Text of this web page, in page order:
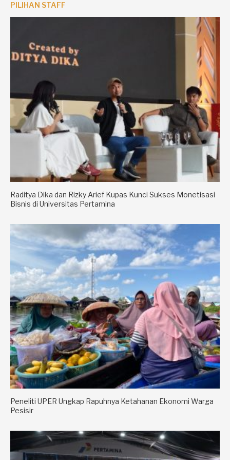
PILIHAN STAFF
Raditya Dika dan Rizky Arief Kupas Kunci Sukses Monetisasi
Bisnis di Universitas Pertamina
Peneliti UPER Ungkap Rapuhnya Ketahanan Ekonomi Warga
Pesisir